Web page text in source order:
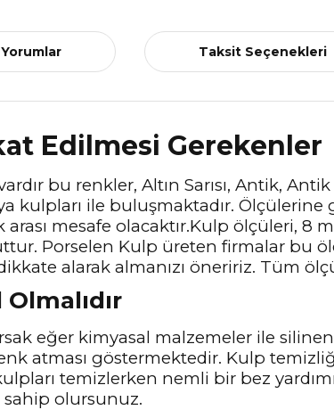
Yorumlar Taksit Seçenekleri
Edilmesi Gerekenler
bu renkler, Altın Sarısı, Antik,
kulpları ile buluşmaktadır. Ölçülerine
mesafe olacaktır.Kulp ölçüleri, 8
Porselen Kulp üreten firmalar bu
alarak almanızı öneririz. Tüm
eğer kimyasal malzemeler ile
atması göstermektedir. Kulp
temizlerken nemli bir bez
sahip olursunuz.